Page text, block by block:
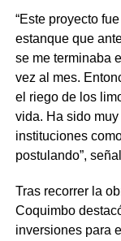
“Este proyecto
estanque que
se me terminaba
vez al mes.
el riego de los
vida. Ha sido
instituciones
postulando”,
Tras recorrer la
Coquimbo
inversiones para